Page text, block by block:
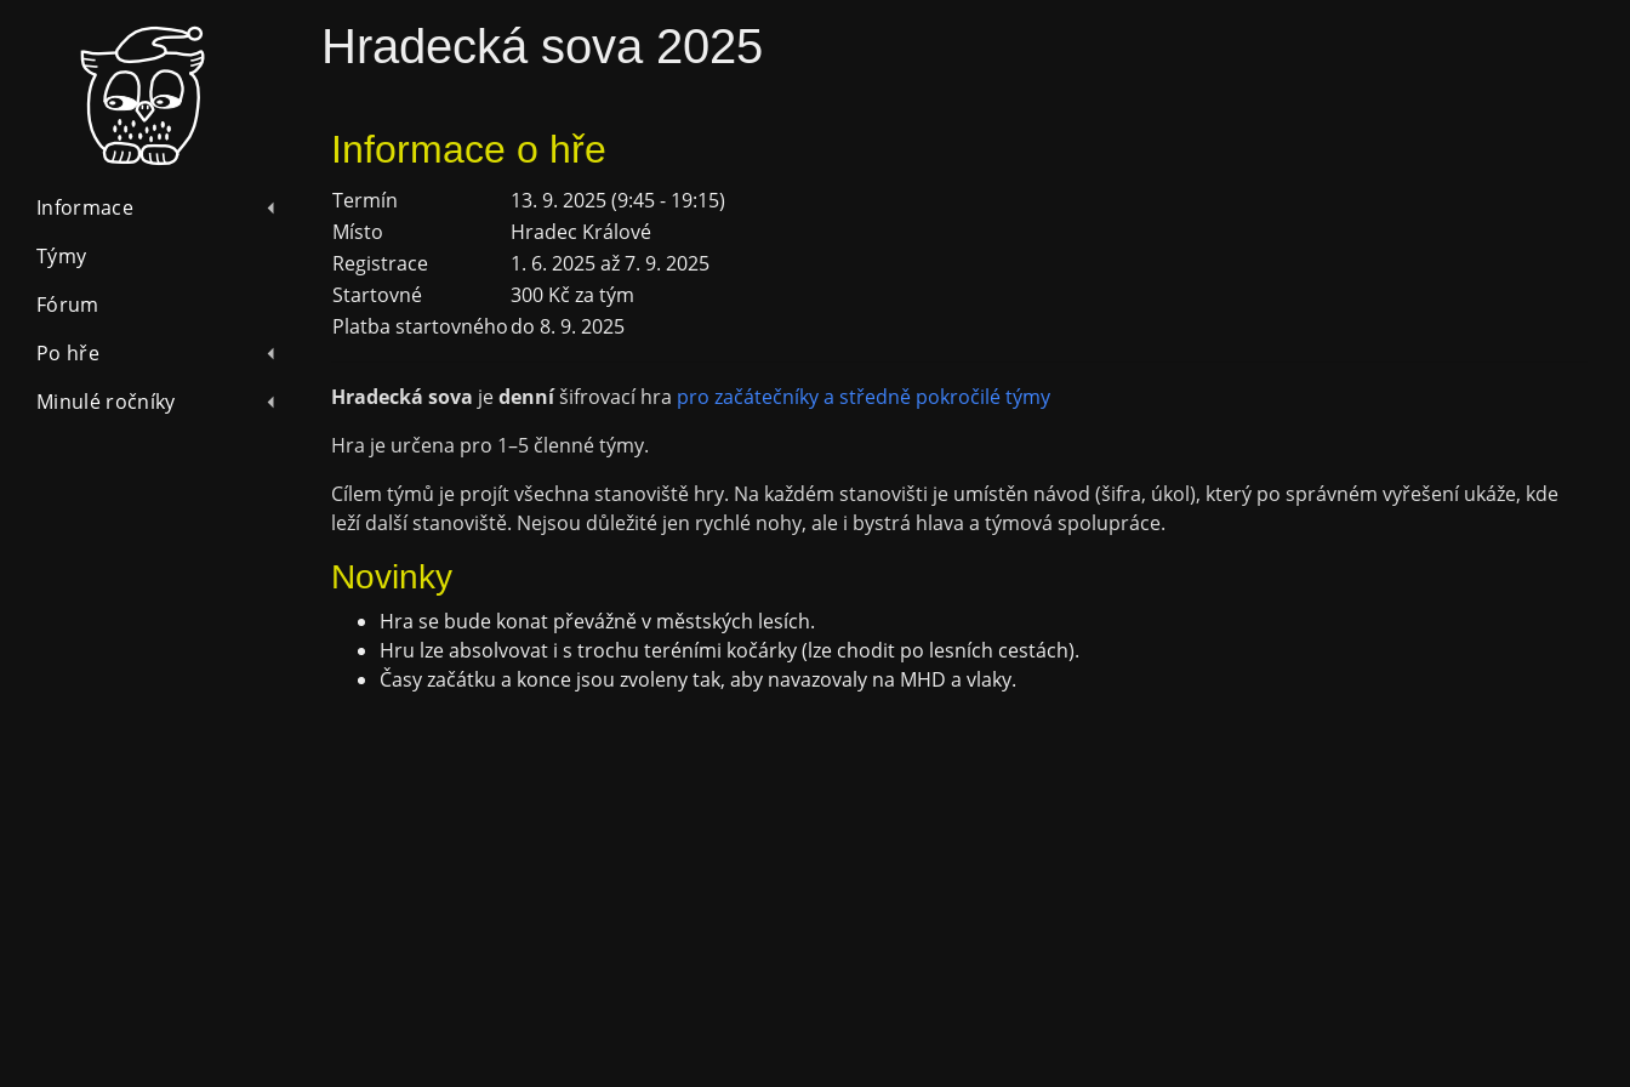
Hradecká sova 2025
Informace
Týmy
Fórum
Po hře
Minulé ročníky
Informace o hře
Termín
13. 9. 2025 (9:45 - 19:15)
Místo
Hradec Králové
Registrace
1. 6. 2025 až 7. 9. 2025
Startovné
300 Kč za tým
Platba startovnéhodo 8. 9. 2025
Hradecká sova jedenníšifrovací hra pro začátečníky a středně pokročilé týmy
Hra je určena pro 1–⁠5 členné týmy.
Cílem týmů je projít všechna stanoviště hry. Na každém stanovišti je umístěn návod (šifra, úkol), který po správném vyřešení ukáže, kde
leží další stanoviště. Nejsou důležité jen rychlé nohy, ale i bystrá hlava a týmová spolupráce.
Novinky
Hra se bude konat převážně v městských lesích.
Hru lze absolvovat i s trochu teréními kočárky (lze chodit po lesních cestách).
Časy začátku a konce jsou zvoleny tak, aby navazovaly na MHD a vlaky.